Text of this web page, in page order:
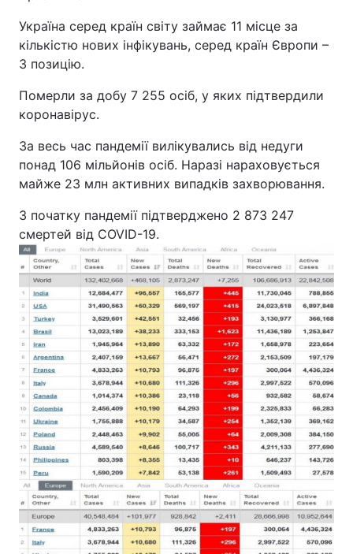
ПОСЛУГИ
Реклама на сайті Фотобанк
Україна серед країн світу займає 11 місце за
кількістю нових інфікувань, серед країн Європи –
3 позицію.
Померли за добу 7 255 осіб, у яких підтвердили
коронавірус.
За весь час пандемії вилікувались від недуги
понад 106 мільйонів осіб. Наразі нараховується
майже 23 млн активних випадків захворювання.
З початку пандемії підтверджено 2 873 247
смертей від COVID-19.